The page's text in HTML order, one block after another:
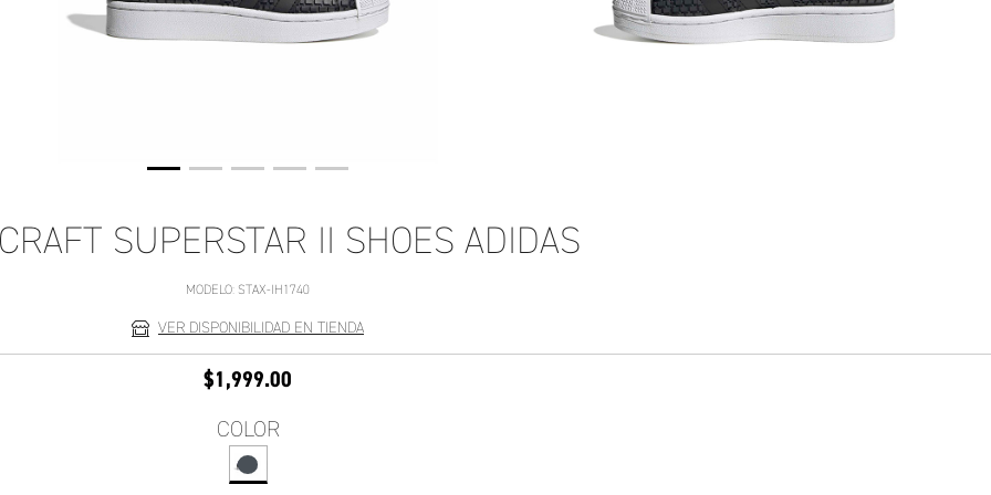
SUPERSTAR II SHOES ADIDAS
MODELO: STAX-IH1740
VER DISPONIBILIDAD EN TIENDA
$1,999.00
COLOR